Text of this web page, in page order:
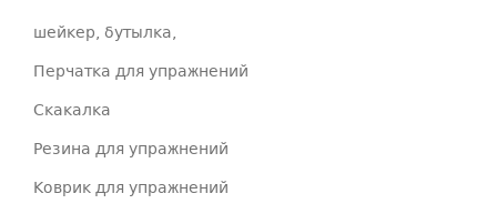
шейкер, бутылка,
Перчатка для упражнений
Скакалка
Резина для упражнений
Коврик для упражнений